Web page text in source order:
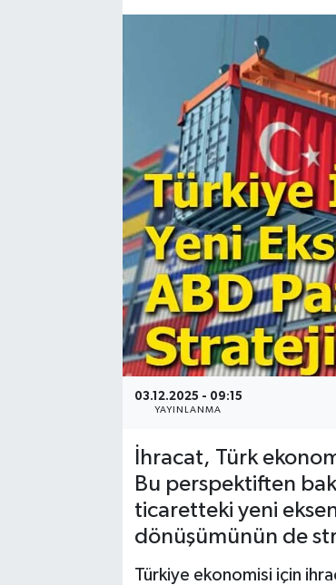
03.12.2025 - 09:15
YAYINLANMA
İhracat, Türk
Bu perspektiften
ticaretteki yeni
dönüşümünün de
Türkiye ekonomisi için